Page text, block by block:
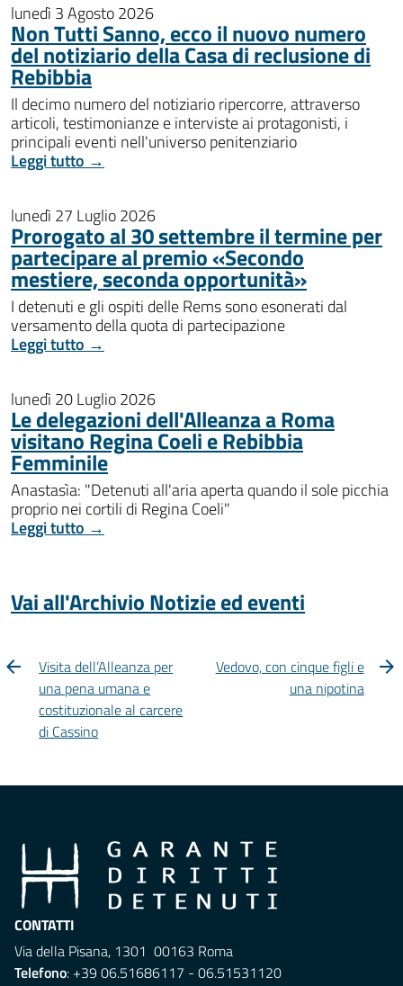
lunedì 3 Agosto 2026
Non Tutti Sanno, ecco il nuovo numero
del notiziario della Casa di reclusione di
Rebibbia
Il decimo numero del notiziario ripercorre, attraverso
articoli, testimonianze e interviste ai protagonisti, i
principali eventi nell'universo penitenziario
Leggi tutto →
lunedì 27 Luglio 2026
Prorogato al 30 settembre il termine per
partecipare al premio «Secondo
mestiere, seconda opportunità»
I detenuti e gli ospiti delle Rems sono esonerati dal
versamento della quota di partecipazione
Leggi tutto →
lunedì 20 Luglio 2026
Le delegazioni dell'Alleanza a Roma
visitano Regina Coeli e Rebibbia
Femminile
Anastasìa: "Detenuti all'aria aperta quando il sole picchia
proprio nei cortili di Regina Coeli"
Leggi tutto →
Vai all'Archivio Notizie ed eventi
Visita dell’Alleanza per
una pena umana e
costituzionale al carcere
di Cassino
Vedovo, con cinque figli e
una nipotina
CONTATTI
Via della Pisana, 1301 00163 Roma
Telefono: +39 06.51686117 - 06.51531120